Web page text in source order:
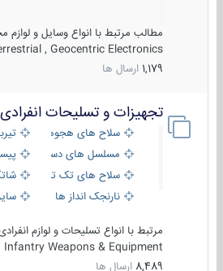
مطالب مرتبط با انواع وسایل و لوازم
Terrestrial , Geocentric Electronics
1,179 ارسال ها
تجهیزات و تسلیحات انفرادی
سلاح های هجومی
مسلسل های دستی
سلاح های تک تیر اندازی
نارنجک انداز ها
سایر
مرتبط با انواع تسلیحات و لوازم انفرادی
Infantry Weapons & Equipment
8,489 ارسال ها